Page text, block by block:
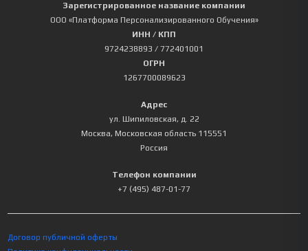
Зарегистрированное название компании
ООО «Платформа Персонализированного Обучения»
ИНН / КПП
9724238893 / 772401001
ОГРН
1267700089623
Адрес
ул. Шипиловская, д. 22
Москва, Московская область 115551
Россия
Телефон компании
+7 (495) 487-01-77
Договор публичной оферты